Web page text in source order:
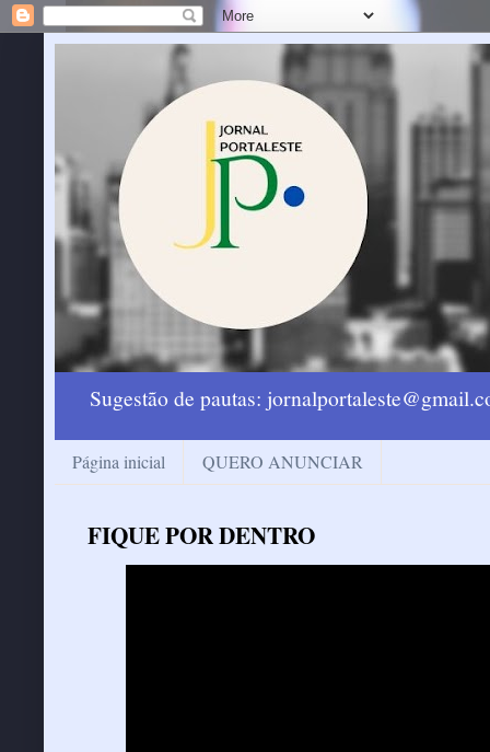
Sugestão de pautas:
Página inicial QUERO ANUNCIAR
FIQUE POR DENTRO